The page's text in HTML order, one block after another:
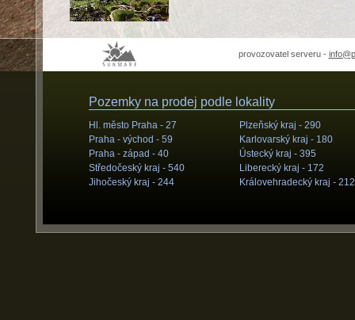
provozovatel serveru -
Pozemky na prodej podle lokality
Hl. město Praha - 27
Praha - východ - 59
Praha - západ - 40
Středočeský kraj - 540
Jihočeský kraj - 244
Plzeňský kraj - 290
Karlovarský kraj - 180
Ústecký kraj - 395
Liberecký kraj - 172
Královehradecký kraj - 212